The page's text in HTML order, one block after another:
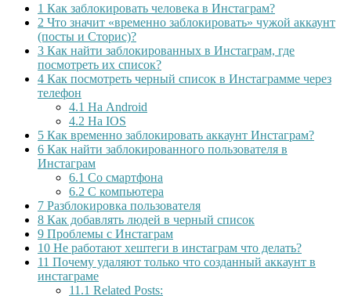
1 Как заблокировать человека в Инстаграм?
2 Что значит «временно заблокировать» чужой аккаунт
(посты и Сторис)?
3 Как найти заблокированных в Инстаграм, где
посмотреть их список?
4 Как посмотреть черный список в Инстаграмме через
телефон
4.1 На Android
4.2 На IOS
5 Как временно заблокировать аккаунт Инстаграм?
6 Как найти заблокированного пользователя в
Инстаграм
6.1 Со смартфона
6.2 С компьютера
7 Разблокировка пользователя
8 Как добавлять людей в черный список
9 Проблемы с Инстаграм
10 Не работают хештеги в инстаграм что делать?
11 Почему удаляют только что созданный аккаунт в
инстаграме
11.1 Related Posts: